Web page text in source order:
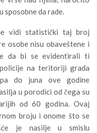
sposobne da rade.
vidi statistički taj broj
osobe nisu obaveštene i
da bi se evidentirali ti
na teritoriji grada
do juna ove godine
u porodici od čega su
od 60 godina. Ovaj
broju i onome što se
je nasilje u smislu